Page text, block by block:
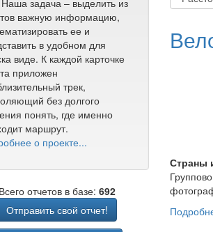
Страны
важную информацию,
ее и
в удобном для
виде. К каждой карточке
приложен
трек,
без долгого
понять, где именно
маршрут.
о проекте...
Всего отчетов в базе:692
Отправить свой отчет!